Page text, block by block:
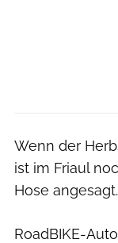
Wenn der
ist im Friaul
Hose angesagt.
RoadBIKE-